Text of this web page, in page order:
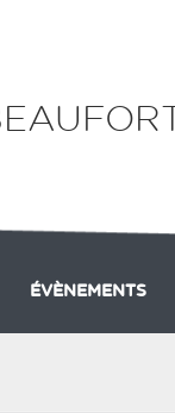
ÉVÈNEMENTS